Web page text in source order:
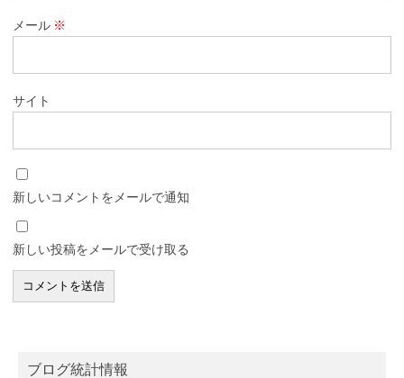
メール ※
サイト
新しいコメントをメールで通知
新しい投稿をメールで受け取る
ブログ統計情報